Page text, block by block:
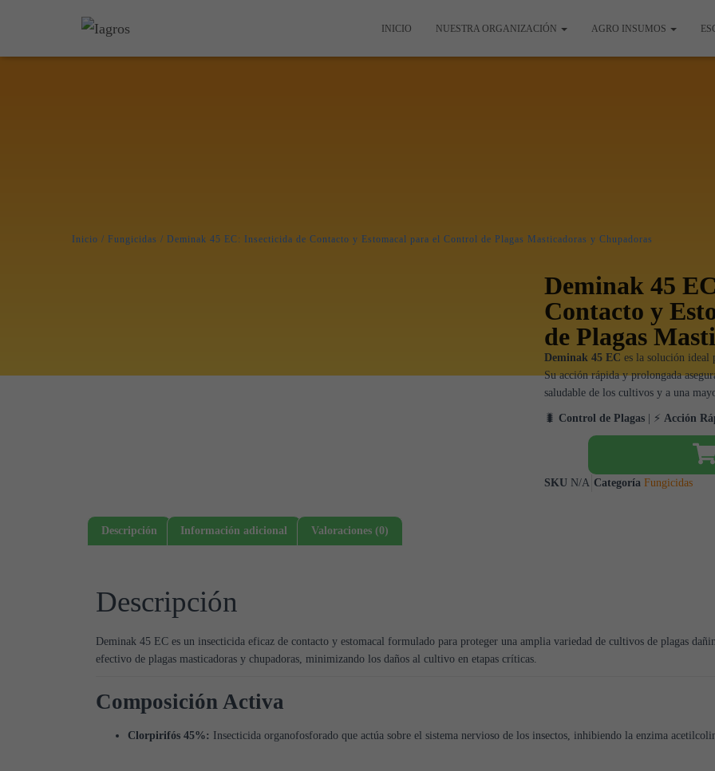
INICIO NUESTRA ORGANIZACIÓN AGRO INSUMOS
Inicio / Fungicidas / Deminak 45 EC: Insecticida de Contacto y Estomacal para el Control de Plagas Masticadoras y Chupadoras
Deminak 45
Contacto y
de Plagas
Deminak 45 EC es la solución ideal
Su acción rápida y prolongada
saludable de los cultivos y a una
🐛 Control de Plagas | ⚡ Acción
SKU N/A Categoría Fungicidas
Descripción Información adicional Valoraciones (0)
Descripción
Deminak 45 EC es un insecticida eficaz de contacto y estomacal formulado para proteger una amplia variedad de cultivos de plagas
efectivo de plagas masticadoras y chupadoras, minimizando los daños al cultivo en etapas críticas.
Composición Activa
Clorpirifós 45%: Insecticida organofosforado que actúa sobre el sistema nervioso de los insectos, inhibiendo la enzima